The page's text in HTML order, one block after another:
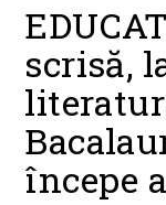
scrisă,
începe